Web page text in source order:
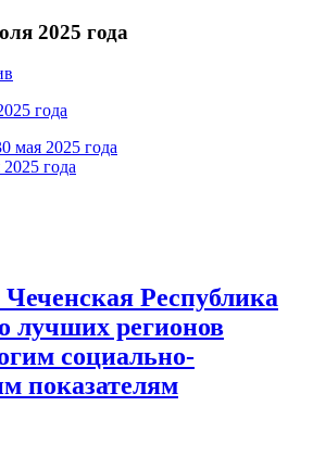
2025 года
года
мая 2025 года
года
Республика
лучших регионов
социально-
показателям